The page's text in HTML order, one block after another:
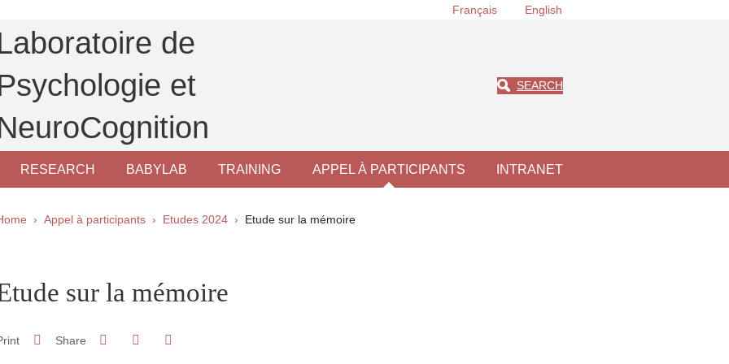
Français English
de
et
SEARCH
RESEARCH BABYLAB TRAINING APPEL À PARTICIPANTS INTRANET
Appel à participants Etudes 2024 Etude sur la mémoire
Sidebar
sur la mémoire
Share Share on Facebook
Share on LinkedIn